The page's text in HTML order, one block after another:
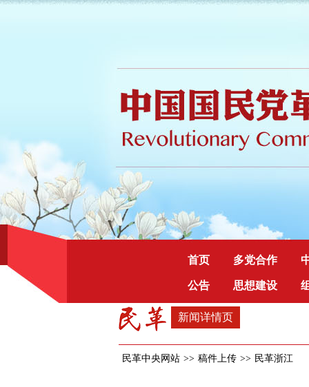
首页 多党合作
公告 思想建设
新闻详情页
民革中央网站 >> 稿件上传 >> 民革浙江